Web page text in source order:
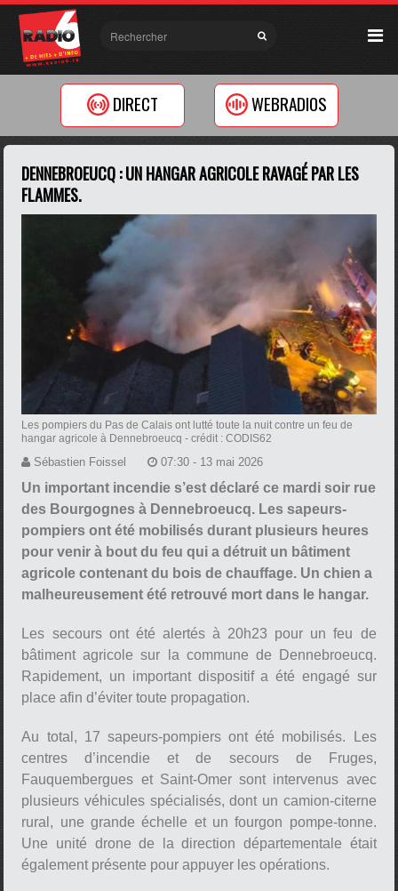
DIRECT WEBRADIOS
DENNEBROEUCQ : UN HANGAR AGRICOLE RAVAGÉ PAR LES
FLAMMES.
Les pompiers du Pas de Calais ont lutté toute la nuit contre un feu de
hangar agricole à Dennebroeucq - crédit : CODIS62
Sébastien Foissel 07:30 - 13 mai 2026
Un important incendie s’est déclaré ce mardi soir rue
des Bourgognes à Dennebroeucq. Les sapeurs-
pompiers ont été mobilisés durant plusieurs heures
pour venir à bout du feu qui a détruit un bâtiment
agricole contenant du bois de chauffage. Un chien a
malheureusement été retrouvé mort dans le hangar.
Les secours ont été alertés à 20h23 pour un feu de
bâtiment agricole sur la commune de Dennebroeucq.
Rapidement, un important dispositif a été engagé sur
place afin d’éviter toute propagation.
Au total, 17 sapeurs-pompiers ont été mobilisés. Les
centres d’incendie et de secours de Fruges,
Fauquembergues et Saint-Omer sont intervenus avec
plusieurs véhicules spécialisés, dont un camion-citerne
rural, une grande échelle et un fourgon pompe-tonne.
Une unité drone de la direction départementale était
également présente pour appuyer les opérations.